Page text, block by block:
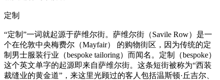
定制
“定制”一词就起源于萨维尔街。萨维尔街（Savile Row）是一
个在伦敦中央梅费尔（Mayfair） 的购物街区，因为传统的定
制男士服装行业（bespoke tailoring）而闻名。定制（bespoke）
这个英文单字的起源即来自萨维尔街。这条短街被称为“西装
裁缝业的黄金道”，来这里光顾过的客人包括温斯顿·丘吉尔、